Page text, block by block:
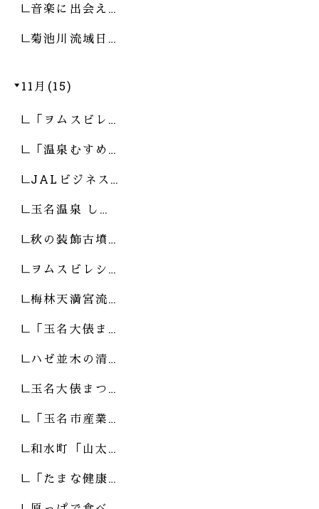
音楽に出会え…
菊池川流域日…
11月(15)
「ヲムスビレ…
「温泉むすめ…
JALビジネス…
玉名温泉 し…
秋の装飾古墳…
ヲムスビレシ…
梅林天満宮流…
「玉名大俵ま…
ハゼ並木の清…
玉名大俵まつ…
「玉名市産業…
和水町「山太…
「たまな健康…